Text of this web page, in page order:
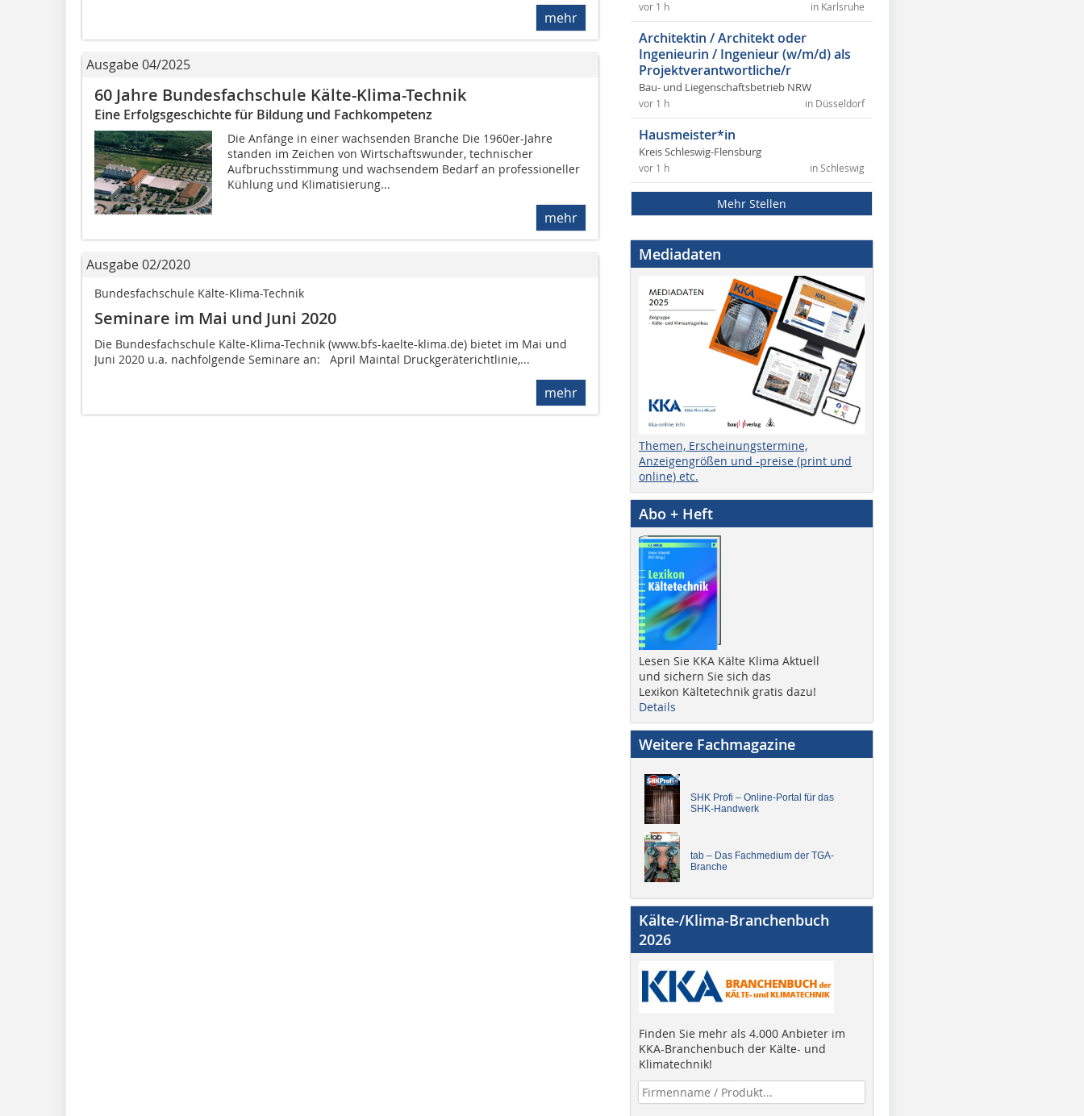
mehr
Ausgabe 04/2025
60 Jahre Bundesfachschule Kälte-Klima-Technik
Eine Erfolgsgeschichte für Bildung und Fachkompetenz
Die Anfänge in einer wachsenden Branche Die 1960er-Jahre
standen im Zeichen von Wirtschaftswunder, technischer
Aufbruchsstimmung und wachsendem Bedarf an professioneller
Kühlung und Klimatisierung...
mehr
Ausgabe 02/2020
Bundesfachschule Kälte-Klima-Technik
Seminare im Mai und Juni 2020
Die Bundesfachschule Kälte-Klima-Technik (www.bfs-kaelte-klima.de) bietet im Mai und
Juni 2020 u.a. nachfolgende Seminare an: April Maintal Druckgeräterichtlinie,...
mehr
in Karlsruhe
vor 1 h
Architektin / Architekt oder
Ingenieurin / Ingenieur (w/m/d) als
Projektverantwortliche/r
Bau- und Liegenschaftsbetrieb NRW
in Düsseldorf
vor 1 h
Hausmeister*in
Kreis Schleswig-Flensburg
in Schleswig
vor 1 h
Mehr Stellen
Mediadaten
Themen, Erscheinungstermine,
Anzeigengrößen und -preise (print und
online) etc.
Abo + Heft
Lesen Sie KKA Kälte Klima Aktuell
und sichern Sie sich das
Lexikon Kältetechnik gratis dazu!
Details
Weitere Fachmagazine
SHK Profi – Online-Portal für das
SHK-Handwerk
tab – Das Fachmedium der TGA-
Branche
Kälte-/Klima-Branchenbuch
2026
Finden Sie mehr als 4.000 Anbieter im
KKA-Branchenbuch der Kälte- und
Klimatechnik!